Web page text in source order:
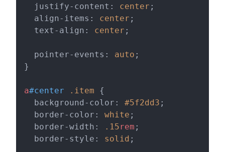
  justify-content:
center ;
  align-items:
center ;
  text-align:
center ;
  pointer-events:
auto ;
}
a#center .item {
  background-color:
#5f2dd3 ;
  border-color:
white ;
  border-width:
.15rem ;
  border-style:
solid ;